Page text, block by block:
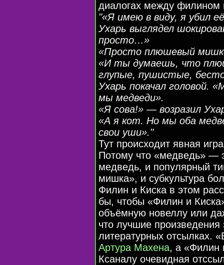
диалогах между филином
"«Я имею в виду, я убил
Ухарь выглядел
просто…»
«Просто плюшевый
«И ты думаешь, что
глупые, пушистые,
Ухарь покачал головой.
мы медведи».
«Я сова!» — возразил
«А я кот. Но мы оба
свои уши»."
Тут происходит явная
Потому что «медведь» —
медведь, и популярный
мишка», и субкультура
Филин и Киска в этом
бы, чтобы «Филин и
объёмную новеллу или
что лучшие произведения
литературных
Артура Махена, а
Ксаналу очевидная